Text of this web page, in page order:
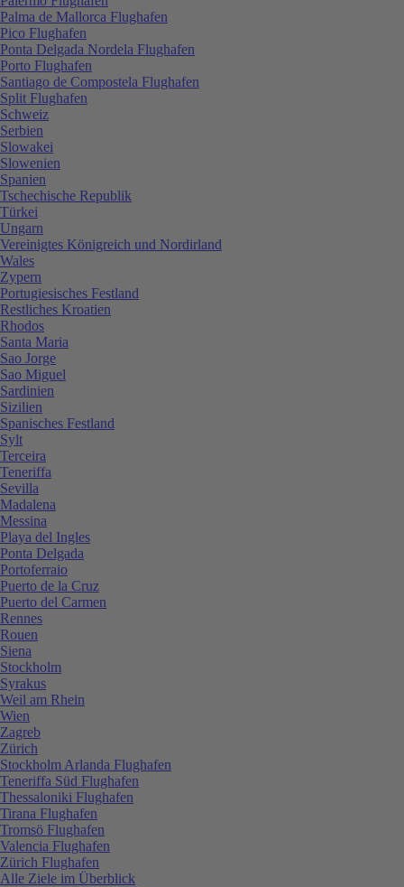
Palma de Mallorca Flughafen
Pico Flughafen
Ponta Delgada Nordela Flughafen
Porto Flughafen
Santiago de Compostela Flughafen
Split Flughafen
Schweiz
Serbien
Slowakei
Slowenien
Spanien
Tschechische Republik
Türkei
Ungarn
Vereinigtes Königreich und Nordirland
Wales
Zypern
Portugiesisches Festland
Restliches Kroatien
Rhodos
Santa Maria
Sao Jorge
Sao Miguel
Sardinien
Sizilien
Spanisches Festland
Sylt
Terceira
Teneriffa
Sevilla
Madalena
Messina
Playa del Ingles
Ponta Delgada
Portoferraio
Puerto de la Cruz
Puerto del Carmen
Rennes
Rouen
Siena
Stockholm
Syrakus
Weil am Rhein
Wien
Zagreb
Zürich
Stockholm Arlanda Flughafen
Teneriffa Süd Flughafen
Thessaloniki Flughafen
Tirana Flughafen
Tromsö Flughafen
Valencia Flughafen
Zürich Flughafen
Alle Ziele im Überblick